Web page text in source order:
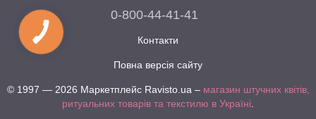
0-800-44-41-41
Контакти
Повна версія сайту
© 1997 — 2026 Маркетплейс Ravisto.ua – магазин штучних квітів,
ритуальних товарів та текстилю в Україні